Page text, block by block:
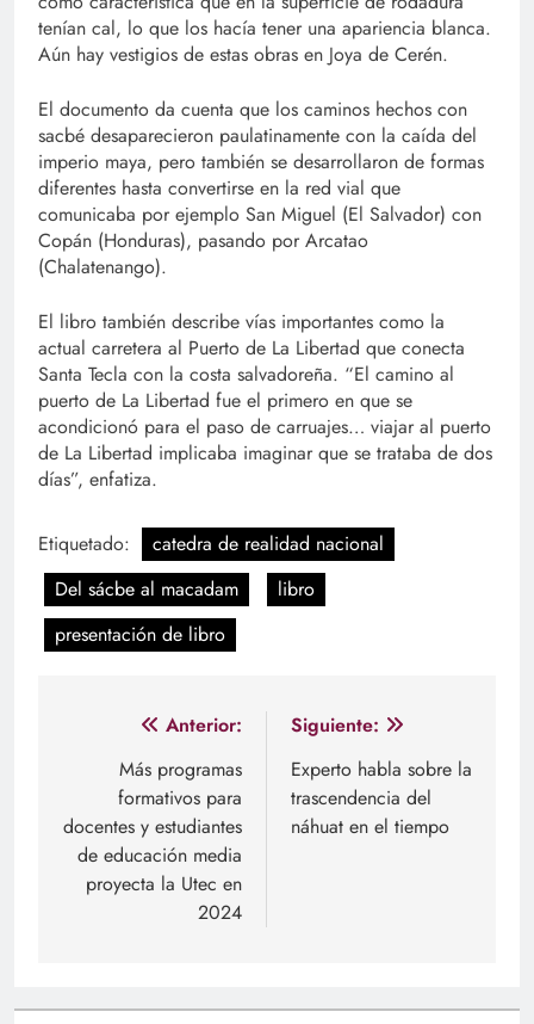
tenían cal, lo que los hacía tener una apariencia blanca.
Aún hay vestigios de estas obras en Joya de Cerén.
El documento da cuenta que los caminos hechos con
sacbé desaparecieron paulatinamente con la caída del
imperio maya, pero también se desarrollaron de formas
diferentes hasta convertirse en la red vial que
comunicaba por ejemplo San Miguel (El Salvador) con
Copán (Honduras), pasando por Arcatao
(Chalatenango).
El libro también describe vías importantes como la
actual carretera al Puerto de La Libertad que conecta
Santa Tecla con la costa salvadoreña. “El camino al
puerto de La Libertad fue el primero en que se
acondicionó para el paso de carruajes… viajar al puerto
de La Libertad implicaba imaginar que se trataba de dos
días”, enfatiza.
Etiquetado:
catedra de realidad nacional
Del sácbe al macadam
libro
presentación de libro
Navegación
entradas
Anterior:
Más programas
formativos para
docentes y estudiantes
de educación media
proyecta la Utec en
2024
Siguiente:
Experto habla sobre la
trascendencia del
náhuat en el tiempo